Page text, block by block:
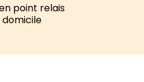
point relais
domicile